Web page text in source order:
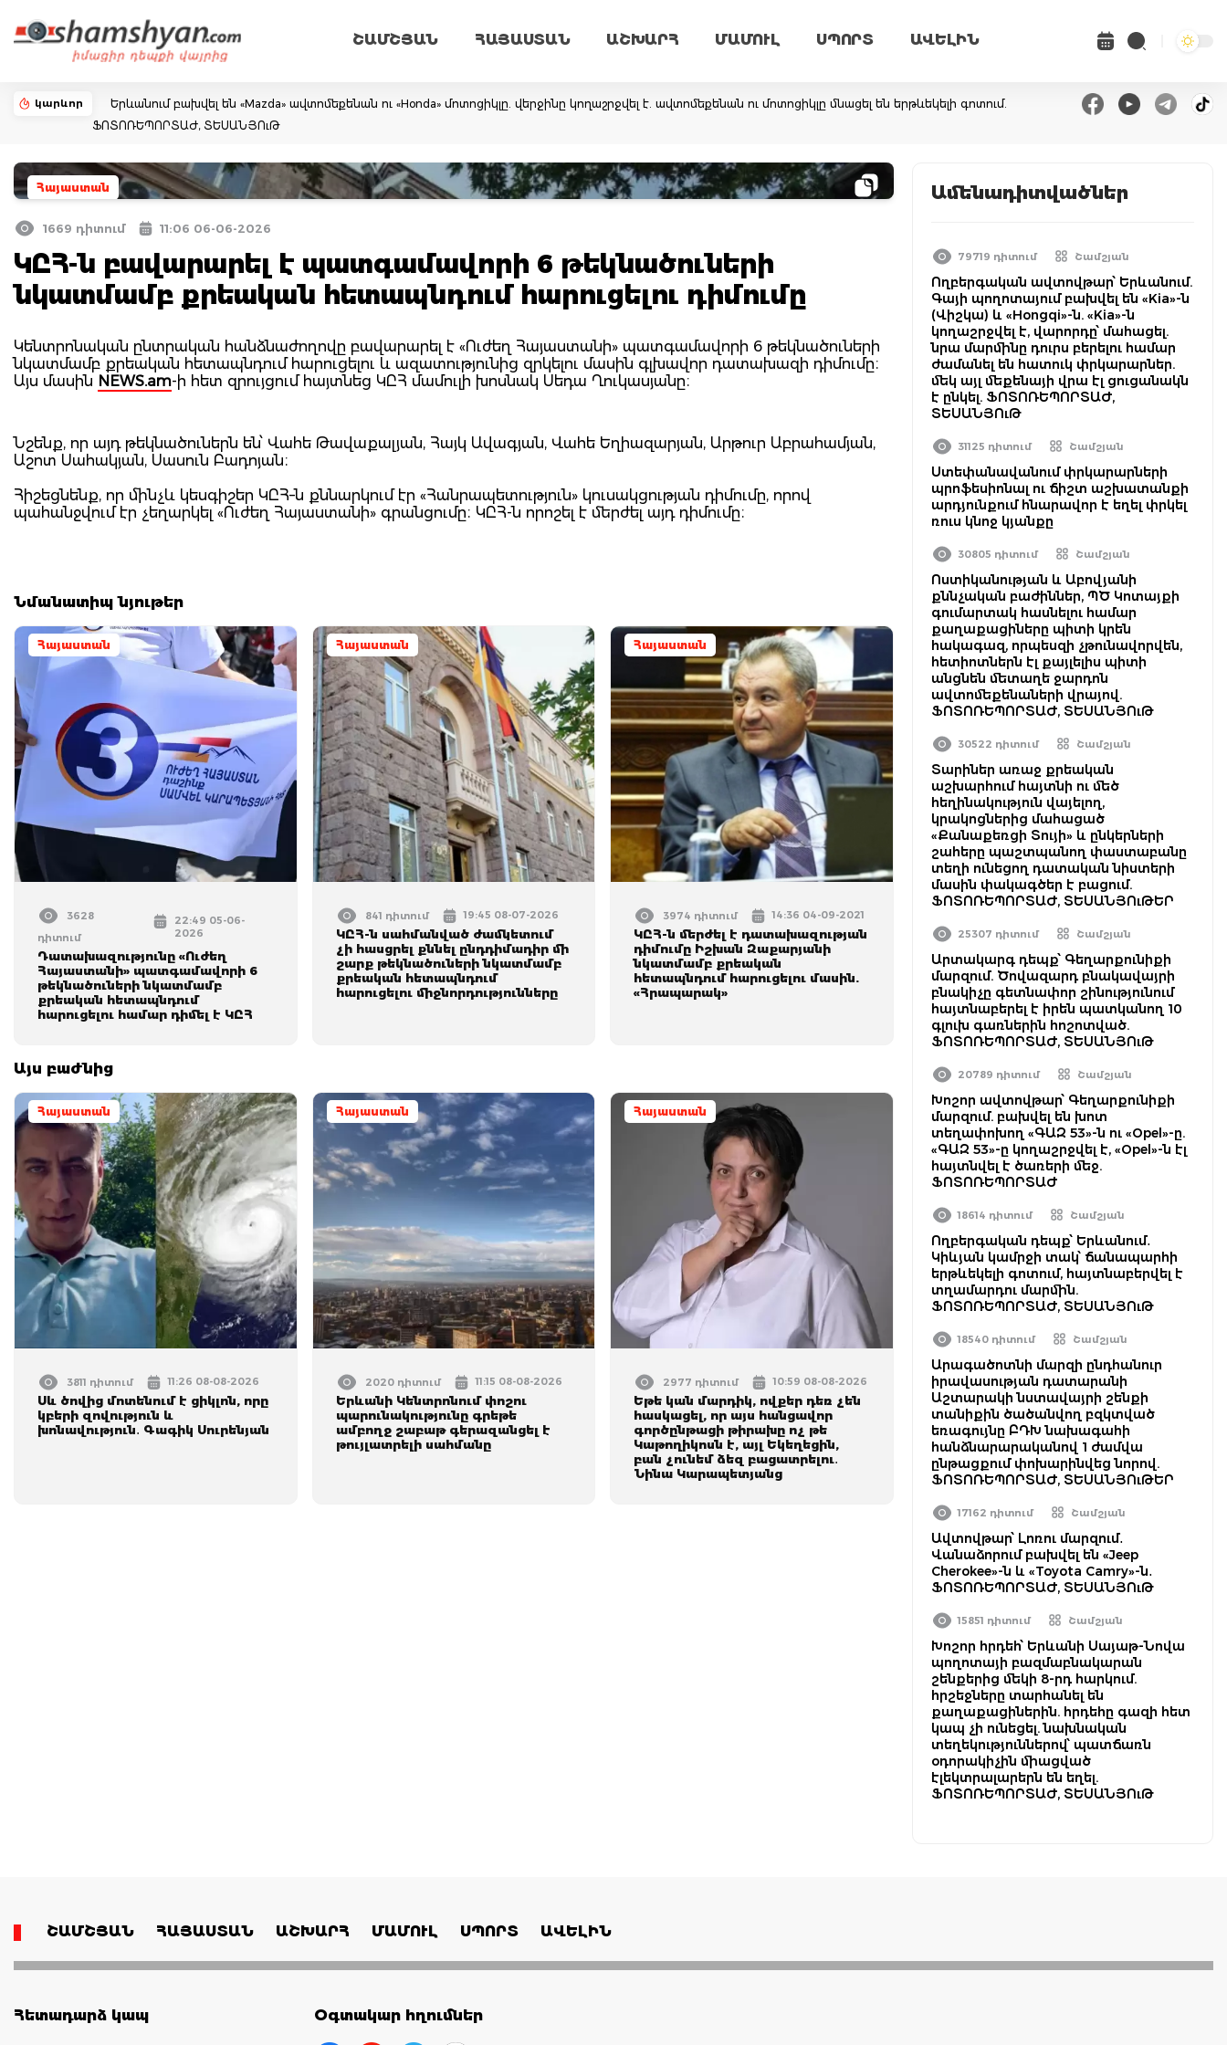
ՇԱՄՇՅԱՆ ՀԱՅԱՍՏԱՆ ԱՇԽԱՐՀ ՄԱՄՈՒԼ ՍՊՈՐՏ ԱՎԵԼԻՆ
կարևոր
Երևանում բախվել են «Mazda» ավտոմեքենան ու «Honda» մոտոցիկլը. վերջինը կողաշրջվել է. ավտոմեքենան ու մոտոցիկլը մնացել են երթևեկելի գոտում.
ՖՈՏՈՌԵՊՈՐՏԱԺ, ՏԵՍԱՆՅՈւԹ
Հայաստան
1669 դիտում 11:06 06-06-2026
ԿԸՀ-ն բավարարել է պատգամավորի 6 թեկնածուների
նկատմամբ քրեական հետապնդում հարուցելու դիմումը
Կենտրոնական ընտրական հանձնաժողովը բավարարել է «Ուժեղ Հայաստանի» պատգամավորի 6 թեկնածուների
նկատմամբ քրեական հետապնդում հարուցելու և ազատությունից զրկելու մասին գլխավոր դատախազի դիմումը։
Այս մասին NEWS.am-ի հետ զրույցում հայտնեց ԿԸՀ մամուլի խոսնակ Սեդա Ղուկասյանը։
Նշենք, որ այդ թեկնածուներն են՝ Վահե Թավաքալյան, Հայկ Ավագյան, Վահե Եղիազարյան, Արթուր Աբրահամյան,
Աշոտ Սահակյան, Սասուն Բադոյան։
Հիշեցնենք, որ մինչև կեսգիշեր ԿԸՀ–ն քննարկում էր «Հանրապետություն» կուսակցության դիմումը, որով
պահանջվում էր չեղարկել «Ուժեղ Հայաստանի» գրանցումը։ ԿԸՀ-ն որոշել է մերժել այդ դիմումը։
Նմանատիպ նյութեր
Հայաստան
3628
դիտում
22:49 05-06-
2026
Դատախազությունը «Ուժեղ
Հայաստանի» պատգամավորի 6
թեկնածուների նկատմամբ
քրեական հետապնդում
հարուցելու համար դիմել է ԿԸՀ
Հայաստան
841 դիտում 19:45 08-07-2026
ԿԸՀ-ն սահմանված ժամկետում
չի հասցրել քննել ընդդիմադիր մի
շարք թեկնածուների նկատմամբ
քրեական հետապնդում
հարուցելու միջնորդությունները
Հայաստան
3974 դիտում 14:36 04-09-2021
ԿԸՀ-ն մերժել է դատախազության
դիմումը Իշխան Զաքարյանի
նկատմամբ քրեական
հետապնդում հարուցելու մասին.
«Հրապարակ»
Այս բաժնից
Հայաստան
3811 դիտում 11:26 08-08-2026
Սև ծովից մոտենում է ցիկլոն, որը
կբերի զովություն և
խոնավություն․ Գագիկ Սուրենյան
Հայաստան
2020 դիտում 11:15 08-08-2026
Երևանի Կենտրոնում փոշու
պարունակությունը գրեթե
ամբողջ շաբաթ գերազանցել է
թույլատրելի սահմանը
Հայաստան
2977 դիտում 10:59 08-08-2026
Եթե կան մարդիկ, ովքեր դեռ չեն
հասկացել, որ այս հանցավոր
գործընթացի թիրախը ոչ թե
Կաթողիկոսն է, այլ Եկեղեցին,
բան չունեմ ձեզ բացատրելու․
Նինա Կարապետյանց
Ամենադիտվածներ
79719 դիտում Շամշյան
Ողբերգական ավտովթար՝ Երևանում.
Գայի պողոտայում բախվել են «Kia»-ն
(Վիշկա) և «Hongqi»-ն. «Kia»-ն
կողաշրջվել է, վարորդը՝ մահացել.
նրա մարմինը դուրս բերելու համար
ժամանել են հատուկ փրկարարներ.
մեկ այլ մեքենայի վրա էլ ցուցանակն
է ընկել. ՖՈՏՈՌԵՊՈՐՏԱԺ,
ՏԵՍԱՆՅՈւԹ
31125 դիտում Շամշյան
Ստեփանավանում փրկարարների
պրոֆեսիոնալ ու ճիշտ աշխատանքի
արդյունքում հնարավոր է եղել փրկել
ռուս կնոջ կյանքը
30805 դիտում Շամշյան
Ոստիկանության և Աբովյանի
քննչական բաժիններ, ՊԾ Կոտայքի
գումարտակ հասնելու համար
քաղաքացիները պիտի կրեն
հակագազ, որպեսզի չթունավորվեն,
հետիոտներն էլ քայլելիս պիտի
անցնեն մետաղե ջարդոն
ավտոմեքենաների վրայով.
ՖՈՏՈՌԵՊՈՐՏԱԺ, ՏԵՍԱՆՅՈւԹ
30522 դիտում Շամշյան
Տարիներ առաջ քրեական
աշխարհում հայտնի ու մեծ
հեղինակություն վայելող,
կրակոցներից մահացած
«Քանաքեռցի Տույի» և ընկերների
շահերը պաշտպանող փաստաբանը
տեղի ունեցող դատական նիստերի
մասին փակագծեր է բացում.
ՖՈՏՈՌԵՊՈՐՏԱԺ, ՏԵՍԱՆՅՈւԹԵՐ
25307 դիտում Շամշյան
Արտակարգ դեպք՝ Գեղարքունիքի
մարզում. Ծովազարդ բնակավայրի
բնակիչը գետնափոր շինությունում
հայտնաբերել է իրեն պատկանող 10
գլուխ գառներին հոշոտված.
ՖՈՏՈՌԵՊՈՐՏԱԺ, ՏԵՍԱՆՅՈւԹ
20789 դիտում Շամշյան
Խոշոր ավտովթար՝ Գեղարքունիքի
մարզում. բախվել են խոտ
տեղափոխող «ԳԱԶ 53»-ն ու «Opel»-ը.
«ԳԱԶ 53»-ը կողաշրջվել է, «Opel»-ն էլ
հայտնվել է ծառերի մեջ.
ՖՈՏՈՌԵՊՈՐՏԱԺ
18614 դիտում Շամշյան
Ողբերգական դեպք՝ Երևանում․
Կիևյան կամրջի տակ՝ ճանապարհի
երթևեկելի գոտում, հայտնաբերվել է
տղամարդու մարմին.
ՖՈՏՈՌԵՊՈՐՏԱԺ, ՏԵՍԱՆՅՈւԹ
18540 դիտում Շամշյան
Արագածոտնի մարզի ընդհանուր
իրավասության դատարանի
Աշտարակի նստավայրի շենքի
տանիքին ծածանվող բզկտված
եռագույնը ԲԴԽ նախագահի
հանձնարարականով 1 ժամվա
ընթացքում փոխարինվեց նորով.
ՖՈՏՈՌԵՊՈՐՏԱԺ, ՏԵՍԱՆՅՈւԹԵՐ
17162 դիտում Շամշյան
Ավտովթար՝ Լոռու մարզում․
Վանաձորում բախվել են «Jeep
Cherokee»-ն և «Toyota Camry»-ն․
ՖՈՏՈՌԵՊՈՐՏԱԺ, ՏԵՍԱՆՅՈւԹ
15851 դիտում Շամշյան
Խոշոր հրդեհ՝ Երևանի Սայաթ-Նովա
պողոտայի բազմաբնակարան
շենքերից մեկի 8-րդ հարկում.
հրշեջները տարհանել են
քաղաքացիներին. հրդեհը գազի հետ
կապ չի ունեցել. նախնական
տեղեկություններով՝ պատճառն
օդորակիչին միացված
էլեկտրալարերն են եղել.
ՖՈՏՈՌԵՊՈՐՏԱԺ, ՏԵՍԱՆՅՈւԹ
ՇԱՄՇՅԱՆ ՀԱՅԱՍՏԱՆ ԱՇԽԱՐՀ ՄԱՄՈՒԼ ՍՊՈՐՏ ԱՎԵԼԻՆ
Հետադարձ կապ Օգտակար հղումներ